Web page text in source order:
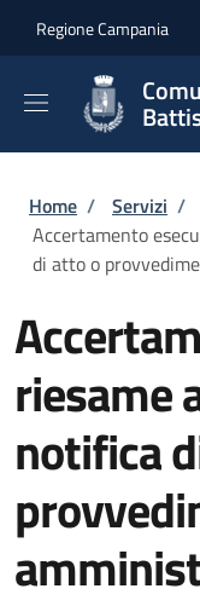
Regione Campania
Briciole
Home / Servizi /
Accertamento
di atto o
riesame
notifica